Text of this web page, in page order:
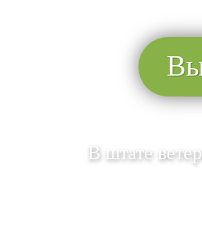
В штате